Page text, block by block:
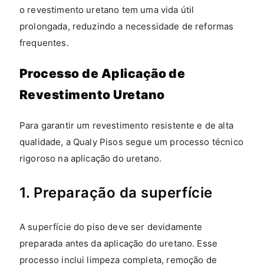
o revestimento uretano tem uma vida útil
prolongada, reduzindo a necessidade de reformas
frequentes.
Processo de Aplicação de
Revestimento Uretano
Para garantir um revestimento resistente e de alta
qualidade, a Qualy Pisos segue um processo técnico
rigoroso na aplicação do uretano.
1. Preparação da superfície
A superfície do piso deve ser devidamente
preparada antes da aplicação do uretano. Esse
processo inclui limpeza completa, remoção de